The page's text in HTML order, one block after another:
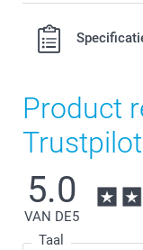
Product
Trustpilot
5.0
VAN DE5
Taal